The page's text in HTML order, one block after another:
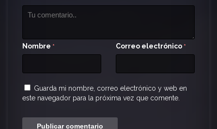
Nombre * Correo electrónico *
Guarda mi nombre, correo electrónico y web en
este navegador para la próxima vez que comente.